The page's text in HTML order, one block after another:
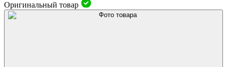
Оригинальный товар